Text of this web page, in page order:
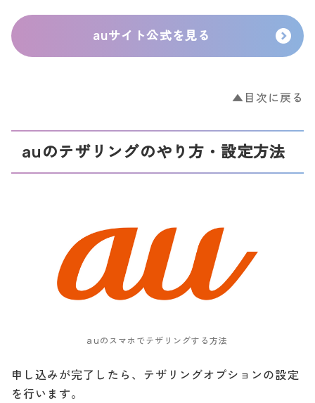
auサイト公式を見る
▲目次に戻る
auのテザリングのやり方・設定方法
auのスマホでテザリングする方法
申し込みが完了したら、テザリングオプションの設定
を行います。